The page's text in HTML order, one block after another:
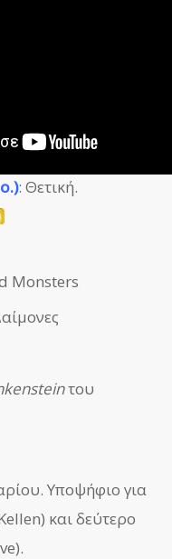
: Θετική.
Monsters
του
Υποψήφιο για
και δεύτερο